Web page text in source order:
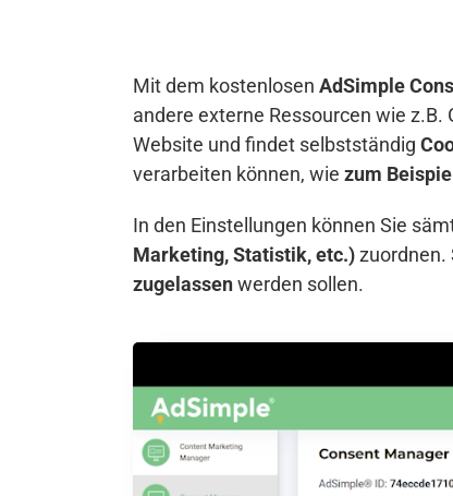
Mit dem kostenlosen AdSimple
andere externe Ressourcen wie
Website und findet selbstständig
verarbeiten können, wie zum Beispiel
In den Einstellungen können Sie
Marketing, Statistik, etc.)zuordnen.
zugelassenwerden sollen.